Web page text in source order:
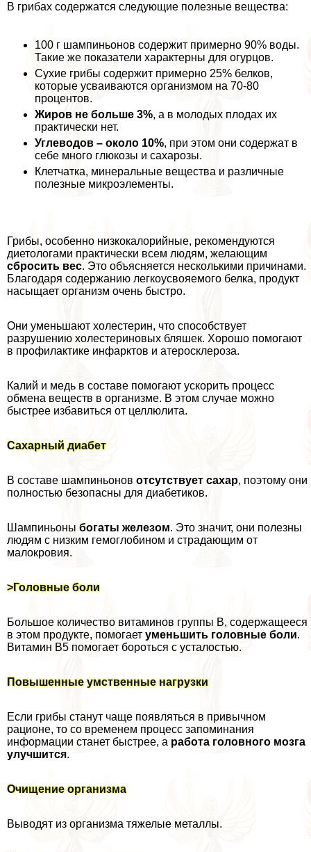
В грибах содержатся следующие полезные вещества:
100 г шампиньонов содержит примерно 90% воды.
Такие же показатели хаpaктерны для огурцов.
Сухие грибы содержит примерно 25% белков,
которые усваиваются организмом на 70-80
процентов.
Жиров не больше 3%, а в молодых плодах их
пpaктически нет.
Углеводов – около 10%, при этом они содержат в
себе много глюкозы и сахарозы.
Клетчатка, минеральные вещества и различные
полезные микроэлементы.
Грибы, особенно низкокалорийные, рекомендуются
диетологами пpaктически всем людям, желающим
сбросить вес. Это объясняется несколькими причинами.
Благодаря содержанию легкоусвояемого белка, продукт
насыщает организм очень быстро.
Они уменьшают холестерин, что способствует
разрушению холестериновых бляшек. Хорошо помогают
в профилактике инфарктов и атеросклероза.
Калий и медь в составе помогают ускорить процесс
обмена веществ в организме. В этом случае можно
быстрее избавиться от целлюлита.
Сахарный диабет
В составе шампиньонов отсутствует сахар, поэтому они
полностью безопасны для диабетиков.
Шампиньоны богаты железом. Это значит, они полезны
людям с низким гемоглобином и страдающим от
малокровия.
>Головные боли
Большое количество витаминов группы В, содержащееся
в этом продукте, помогает уменьшить головные боли.
Витамин В5 помогает бороться с усталостью.
Повышенные умственные нагрузки
Если грибы станут чаще появляться в привычном
рационе, то со временем процесс запоминания
информации станет быстрее, а работа головного мозга
улучшится.
Очищение организма
Выводят из организма тяжелые металлы.